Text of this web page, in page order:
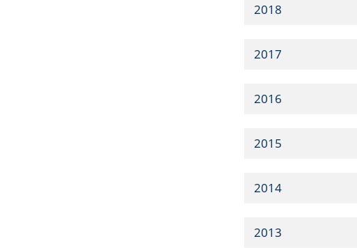
2018
2017
2016
2015
2014
2013